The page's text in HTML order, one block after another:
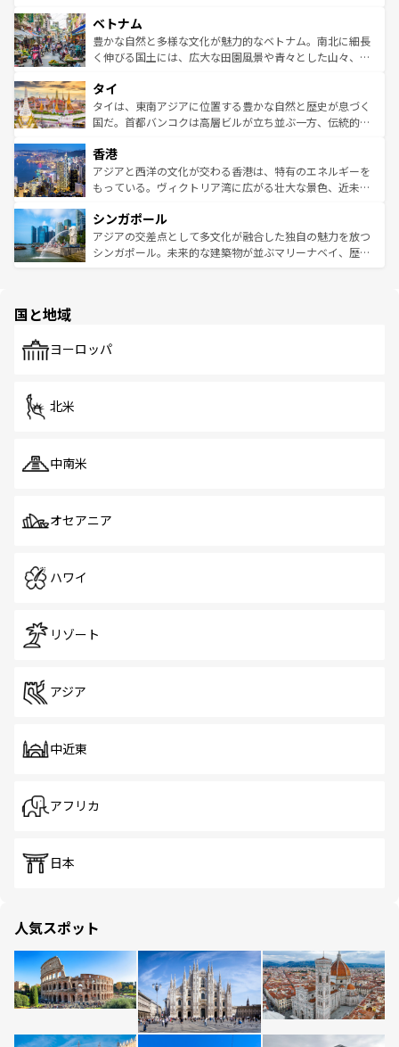
参照してほしい。
容にもいいと評判のスイーツなど、バラエティ豊かな料理
が味わえる。 なお、新着の台湾情報は コンテンツ一覧を参
照してほしい。
き、地方に足を延ばせば四季折々の自然美を楽しむことが
できる。そして、キムチや焼肉、絶品のストリートフード
まで、さまざまな韓国料理が待っている。夜には、韓国な
リティに包まれながら、韓国の多彩な魅力を心ゆくまで味
わってみてほしい。 なお、新着の韓国情報はコンテンツ一
覧を参照してほしい。
ベトナム
豊かな自然と多様な文化が魅力的なベトナム。南北に細長
く伸びる国土には、広大な田園風景や青々とした山々、世
急速な発展と共に伝統が息づく。ハノイの古い町並みやホ
ーチミン市のフランス統治時代の建物も、独特の雰囲気を
醸し出している。また、バラエティの豊かさとおいしさで
とつ。フォーやバインミー、ベトナムコーヒーなどは、ぜ
ひ現地で味わいたい。どの地域を訪れてもあたたかい人々
が旅行者を迎えてくれるので、きっと忘れられない旅にな
参照してほしい。
タイ
タイは、東南アジアに位置する豊かな自然と歴史が息づく
国だ。首都バンコクは高層ビルが立ち並ぶ一方、伝統的な
の活気が交差している。北部ではチェンマイなどの山岳地
帯で自然と触れ合い、南部ではプーケットやクラビの美し
いビーチでリゾート気分を楽しむことができる。タイ料理
激する。気候は一年中温暖で、どの季節にも異なる楽しみ
が待っている。親しみやすいタイの人々、仏教を中心とし
た文化、そして多様な観光資源が、訪れる旅人を魅了し続
香港
アジアと西洋の文化が交わる香港は、特有のエネルギーを
もっている。ヴィクトリア湾に広がる壮大な景色、近未来
み、どこを訪れても感動するはず。観光スポットが密集し
ており、効率よく見どころを回れるのも魅力。息をのむよ
うな絶景から文化的な体験まで、香港を存分に楽しみ尽く
シンガポール
アジアの交差点として多文化が融合した独自の魅力を放つ
シンガポール。未来的な建築物が並ぶマリーナベイ、歴史
で、ホーカーズは地元の風情を楽しめる外せないスポット
国と地域
ヨーロッパ
北米
中南米
オセアニア
ハワイ
リゾート
アジア
中近東
アフリカ
日本
人気スポット